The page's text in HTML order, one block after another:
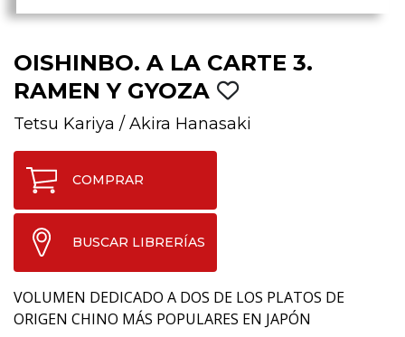
OISHINBO. A LA CARTE 3.
RAMEN Y GYOZA
Tetsu Kariya / Akira Hanasaki
COMPRAR
BUSCAR LIBRERÍAS
VOLUMEN DEDICADO A DOS DE LOS PLATOS DE
ORIGEN CHINO MÁS POPULARES EN JAPÓN